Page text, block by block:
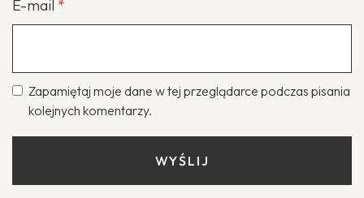
E-mail *
Zapamiętaj moje dane w tej przeglądarce podczas pisania
kolejnych komentarzy.